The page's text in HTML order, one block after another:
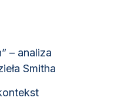
– analiza
Smitha